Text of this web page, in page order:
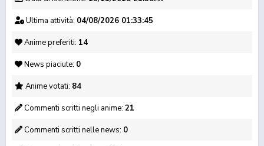
Ultima attività: 04/08/2026 01:33:45
Anime preferiti: 14
News piaciute: 0
Anime votati: 84
Commenti scritti negli anime: 21
Commenti scritti nelle news: 0